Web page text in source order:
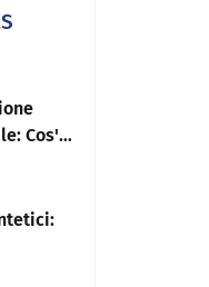
Cos'è